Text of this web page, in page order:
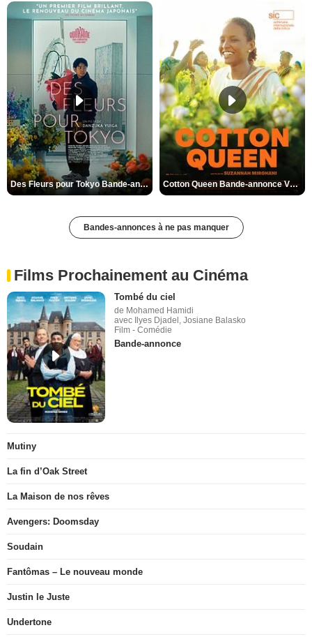
Des Fleurs pour Tokyo Bande-annonce VO STFR Cotton Queen Bande-annonce VO STFR
Bandes-annonces à ne pas manquer
Films Prochainement au Cinéma
Tombé du ciel
de Mohamed Hamidi
avec Ilyes Djadel, Josiane Balasko
Film - Comédie
Bande-annonce
Mutiny
La fin d’Oak Street
La Maison de nos rêves
Avengers: Doomsday
Soudain
Fantômas – Le nouveau monde
Justin le Juste
Undertone